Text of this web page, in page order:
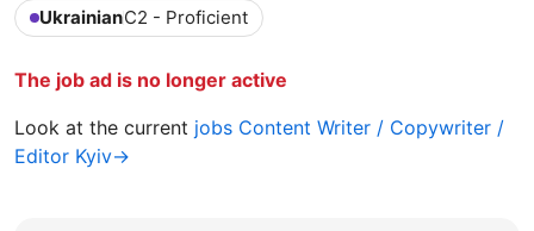
UkrainianC2 - Proficient
The job ad is no longer active
Look at the current jobs Content Writer / Copywriter /
Editor Kyiv→